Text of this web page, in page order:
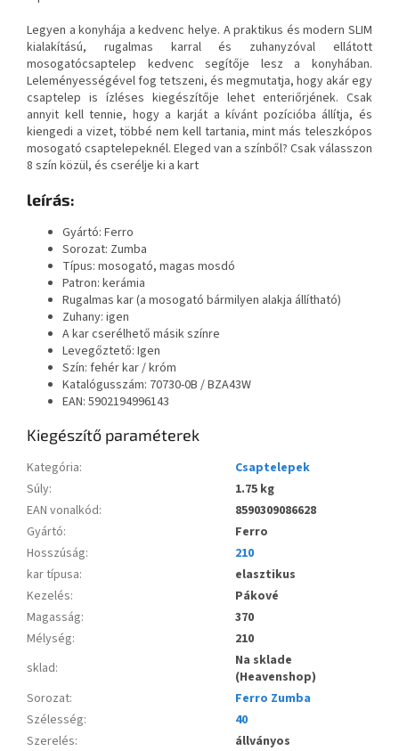
Legyen a konyhája a kedvenc helye. A praktikus és modern SLIM
kialakítású, rugalmas karral és zuhanyzóval ellátott
mosogatócsaptelep kedvenc segítője lesz a konyhában.
Leleményességével fog tetszeni, és megmutatja, hogy akár egy
csaptelep is ízléses kiegészítője lehet enteriőrjének. Csak
annyit kell tennie, hogy a karját a kívánt pozícióba állítja, és
kiengedi a vizet, többé nem kell tartania, mint más teleszkópos
mosogató csaptelepeknél. Eleged van a színből? Csak válasszon
8 szín közül, és cserélje ki a kart
leírás:
Gyártó: Ferro
Sorozat: Zumba
Típus: mosogató, magas mosdó
Patron: kerámia
Rugalmas kar (a mosogató bármilyen alakja állítható)
Zuhany: igen
A kar cserélhető másik színre
Levegőztető: Igen
Szín: fehér kar / króm
Katalógusszám: 70730-0B /BZA43W
EAN: 5902194996143
Kiegészítő paraméterek
Kategória:
Csaptelepek
Súly:
1.75 kg
EAN vonalkód:
8590309086628
Gyártó:
Ferro
Hosszúság:
210
kar típusa:
elasztikus
Kezelés:
Pákové
Magasság:
370
Mélység:
210
sklad:
Na sklade
(Heavenshop)
Sorozat:
Ferro Zumba
Szélesség:
40
Szerelés:
állványos